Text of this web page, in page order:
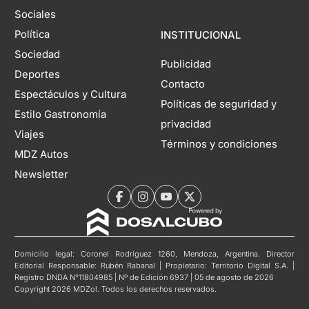
Sociales
Política
Sociedad
Deportes
Espectáculos y Cultura
Estilo Gastronomía
Viajes
MDZ Autos
Newsletter
INSTITUCIONAL
Publicidad
Contacto
Políticas de seguridad y
privacidad
Términos y condiciones
Domicilio legal: Coronel Rodríguez 1260, Mendoza, Argentina. Director
Editorial Responsable: Rubén Rabanal | Propietario: Territorio Digital S.A. |
Registro DNDA N°11804985 | Nº de Edición 6937 | 05 de agosto de 2026
Copyright 2026 MDZol. Todos los derechos reservados.